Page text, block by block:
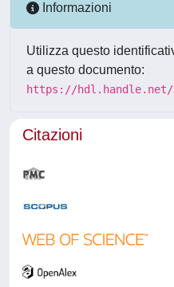
Informazioni
Utilizza questo
a questo documento:
https://hdl.handle.net/
Citazioni